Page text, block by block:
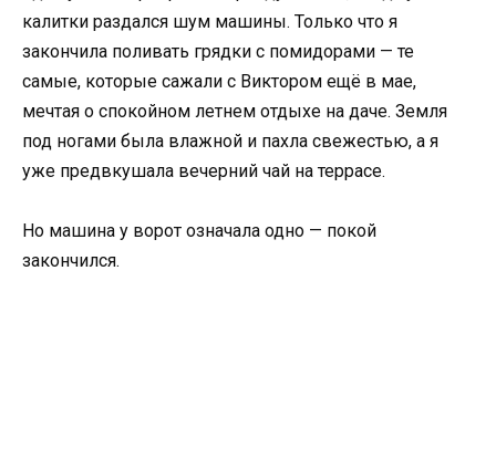
калитки раздался шум машины. Только что я
закончила поливать грядки с помидорами — те
самые, которые сажали с Виктором ещё в мае,
мечтая о спокойном летнем отдыхе на даче. Земля
под ногами была влажной и пахла свежестью, а я
уже предвкушала вечерний чай на террасе.
Но машина у ворот означала одно — покой
закончился.